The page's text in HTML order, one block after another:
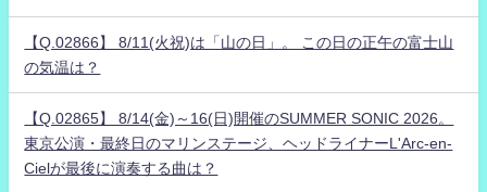
【Q.02866】 8/11(火祝)は「山の日」。 この日の正午の富士山
の気温は？
【Q.02865】 8/14(金)～16(日)開催のSUMMER SONIC 2026。
東京公演・最終日のマリンステージ、ヘッドライナーL'Arc-en-
Cielが最後に演奏する曲は？